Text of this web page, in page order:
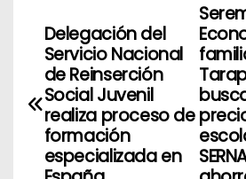
N
v
Delegación del
Servicio Nacional
de Reinserción
Social Juvenil
realiza proceso de
formación
especializada en